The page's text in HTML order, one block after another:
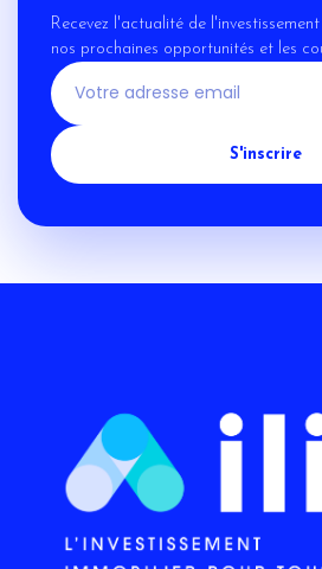
Recevez l'actualité de
nos prochaines opportunités et les
S'inscrire